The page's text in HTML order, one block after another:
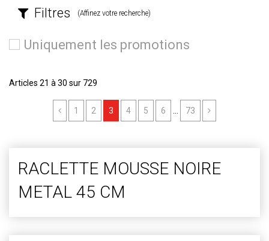
Filtres (Affinez votre recherche)
Uniquement les promotions
Articles 21 à 30 sur 729
Previous
1 2 3 4 5 6 73 Next
RACLETTE MOUSSE NOIRE
METAL 45 CM